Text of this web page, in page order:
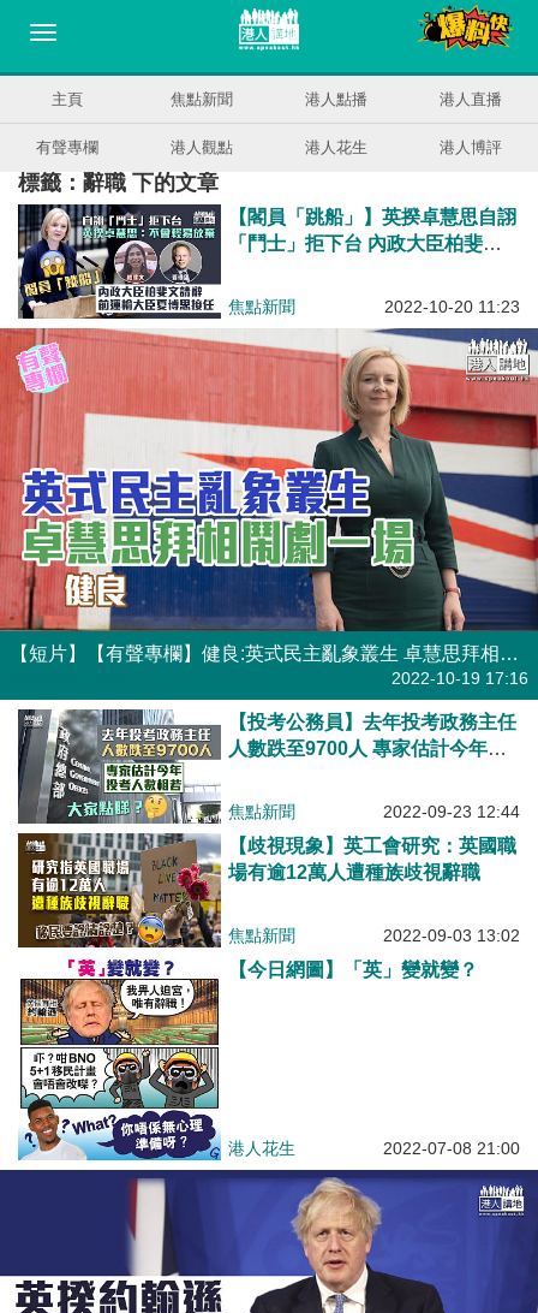
主頁 焦點新聞 港人點播 港人直播
有聲專欄 港人觀點 港人花生 港人博評
標籤：辭職 下的文章
【閣員「跳船」】英揆卓慧思自詡
「鬥士」拒下台 內政大臣柏斐文
焦點新聞 2022-10-20 11:23
【短片】【有聲專欄】健良:英式民主亂象叢生 卓慧思拜相鬧劇一場
2022-10-19 17:16
【投考公務員】去年投考政務主任
人數跌至9700人 專家估計今年投
焦點新聞 2022-09-23 12:44
【歧視現象】英工會研究：英國職
場有逾12萬人遭種族歧視辭職
焦點新聞 2022-09-03 13:02
【今日網圖】「英」變就變？
港人花生 2022-07-08 21:00